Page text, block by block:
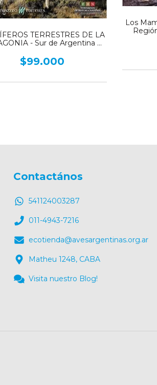
TERRESTRES DE LA
- Sur de Argentina y
$99.000
Los
Contactános
541124003287
011-4943-7216
ecotienda@avesargentinas.org.ar
Matheu 1248, CABA
Visita nuestro Blog!